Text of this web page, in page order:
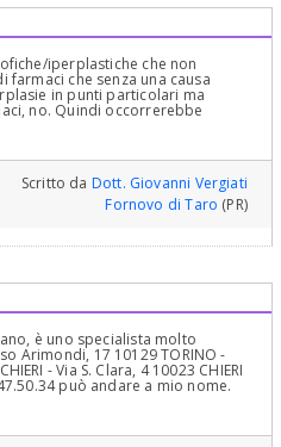
iperplastiche che non
farmaci che senza una causa
in punti particolari ma
no. Quindi occorrerebbe
Scritto da Dott. Giovanni Vergiati
Fornovo di Taro (PR)
è uno specialista molto
Arimondi, 17 10129 TORINO -
- Via S. Clara, 4 10023 CHIERI
può andare a mio nome.